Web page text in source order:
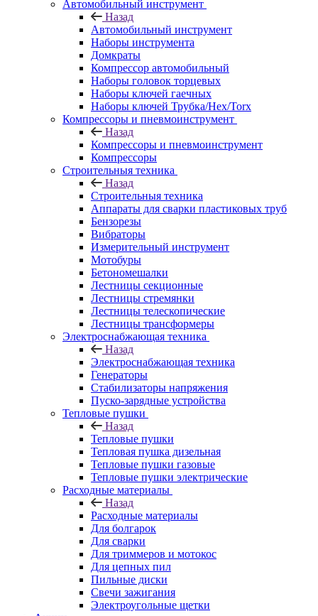
Автомобильный инструмент
Назад
Автомобильный инструмент
Наборы инструмента
Домкраты
Компрессор автомобильный
Наборы головок торцевых
Наборы ключей гаечных
Наборы ключей Трубка/Hex/Torx
Компрессоры и пневмоинструмент
Назад
Компрессоры и пневмоинструмент
Компрессоры
Строительныя техника
Назад
Строительныя техника
Аппараты для сварки пластиковых труб
Бензорезы
Вибраторы
Измерительный инструмент
Мотобуры
Бетономешалки
Лестницы секционные
Лестницы стремянки
Лестницы телескопические
Лестницы трансформеры
Электроснабжающая техника
Назад
Электроснабжающая техника
Генераторы
Стабилизаторы напряжения
Пуско-зарядные устройства
Тепловые пушки
Назад
Тепловые пушки
Тепловая пушка дизельная
Тепловые пушки газовые
Тепловые пушки электрические
Расходные материалы
Назад
Расходные материалы
Для болгарок
Для сварки
Для триммеров и мотокос
Для цепных пил
Пильные диски
Свечи зажигания
Электроугольные щетки